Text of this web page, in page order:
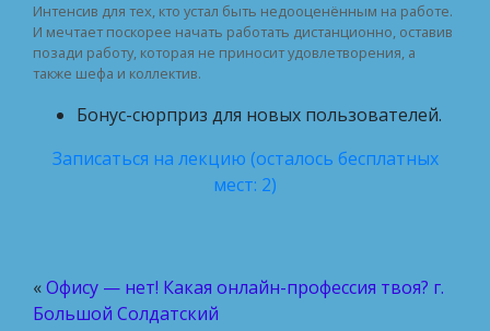
Интенсив для тех, кто устал быть недооценённым на работе.
И мечтает поскорее начать работать дистанционно, оставив
позади работу, которая не приносит удовлетворения, а
также шефа и коллектив.
Бонус-сюрприз для новых пользователей.
Записаться на лекцию (осталось бесплатных
мест: 2)
«Офису — нет! Какая онлайн-профессия твоя? г.
Большой Солдатский